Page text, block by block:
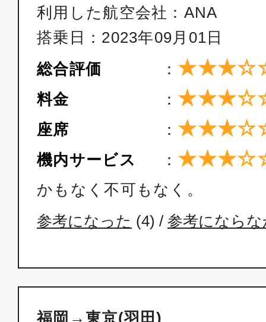
SKY020
福岡
17:35
東京(羽
18:40
東京(
普通席
福岡
東京(
福岡
利用した航空会社：ANA
搭乗日：2023年09月01日
総合評価
：
料金 ：
座席 ：
機内サービス ：
かもなく不可もなく。
参考になった (4) / 参考になら
福岡→東京(羽田)